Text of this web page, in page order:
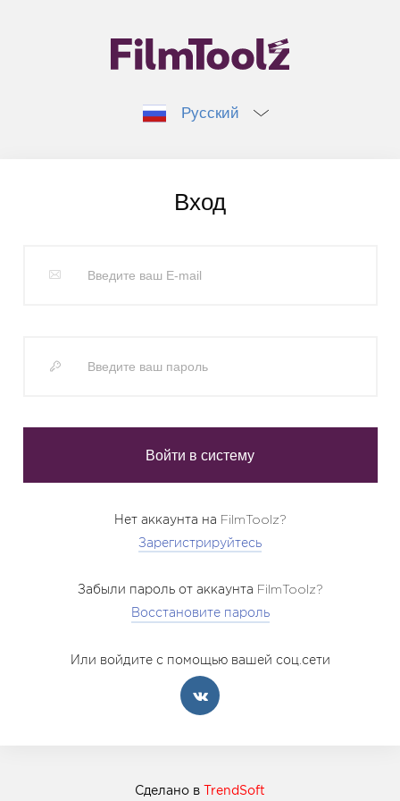
Русский
Вход
Нет аккаунта на FilmToolz?
Зарегистрируйтесь
Забыли пароль от аккаунта FilmToolz?
Восстановите пароль
Или войдите с помощью вашей соц.сети
Сделано в TrendSoft